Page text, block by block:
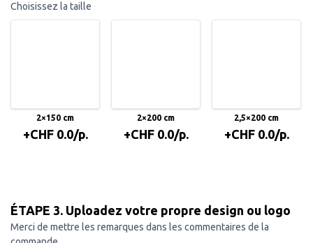
Choisissez la taille
2×150 cm
+CHF 0.0/p.
2×200 cm
+CHF 0.0/p.
2,5×200 cm
+CHF 0.0/p.
ÉTAPE 3. Uploadez votre propre design ou logo
Merci de mettre les remarques dans les commentaires de la